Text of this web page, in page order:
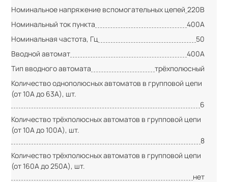
Номинальное напряжение вспомогательных цепей 220В
Номинальный ток пункта
400А
Номинальная частота, Гц
50
Вводной автомат
400А
Тип вводного автомата
трёхполюсный
Количество однополюсных автоматов в групповой цепи
(от 10А до 63А), шт.
6
Количество трёхполюсных автоматов в групповой цепи
(от 10А до 100А), шт.
8
Количество трёхполюсных автоматов в групповой цепи
(от 160А до 250А), шт.
нет